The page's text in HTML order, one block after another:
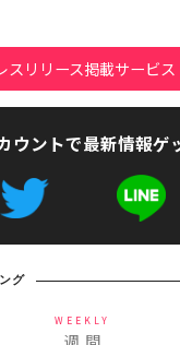
スリリース掲載サービス
ウントで最新情報ゲ
グ
WEEKLY